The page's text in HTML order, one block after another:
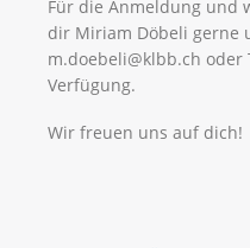
Für die Anmeldung und
dir Miriam Döbeli gerne
m.doebeli@klbb.ch oder
Verfügung.
Wir freuen uns auf dich!